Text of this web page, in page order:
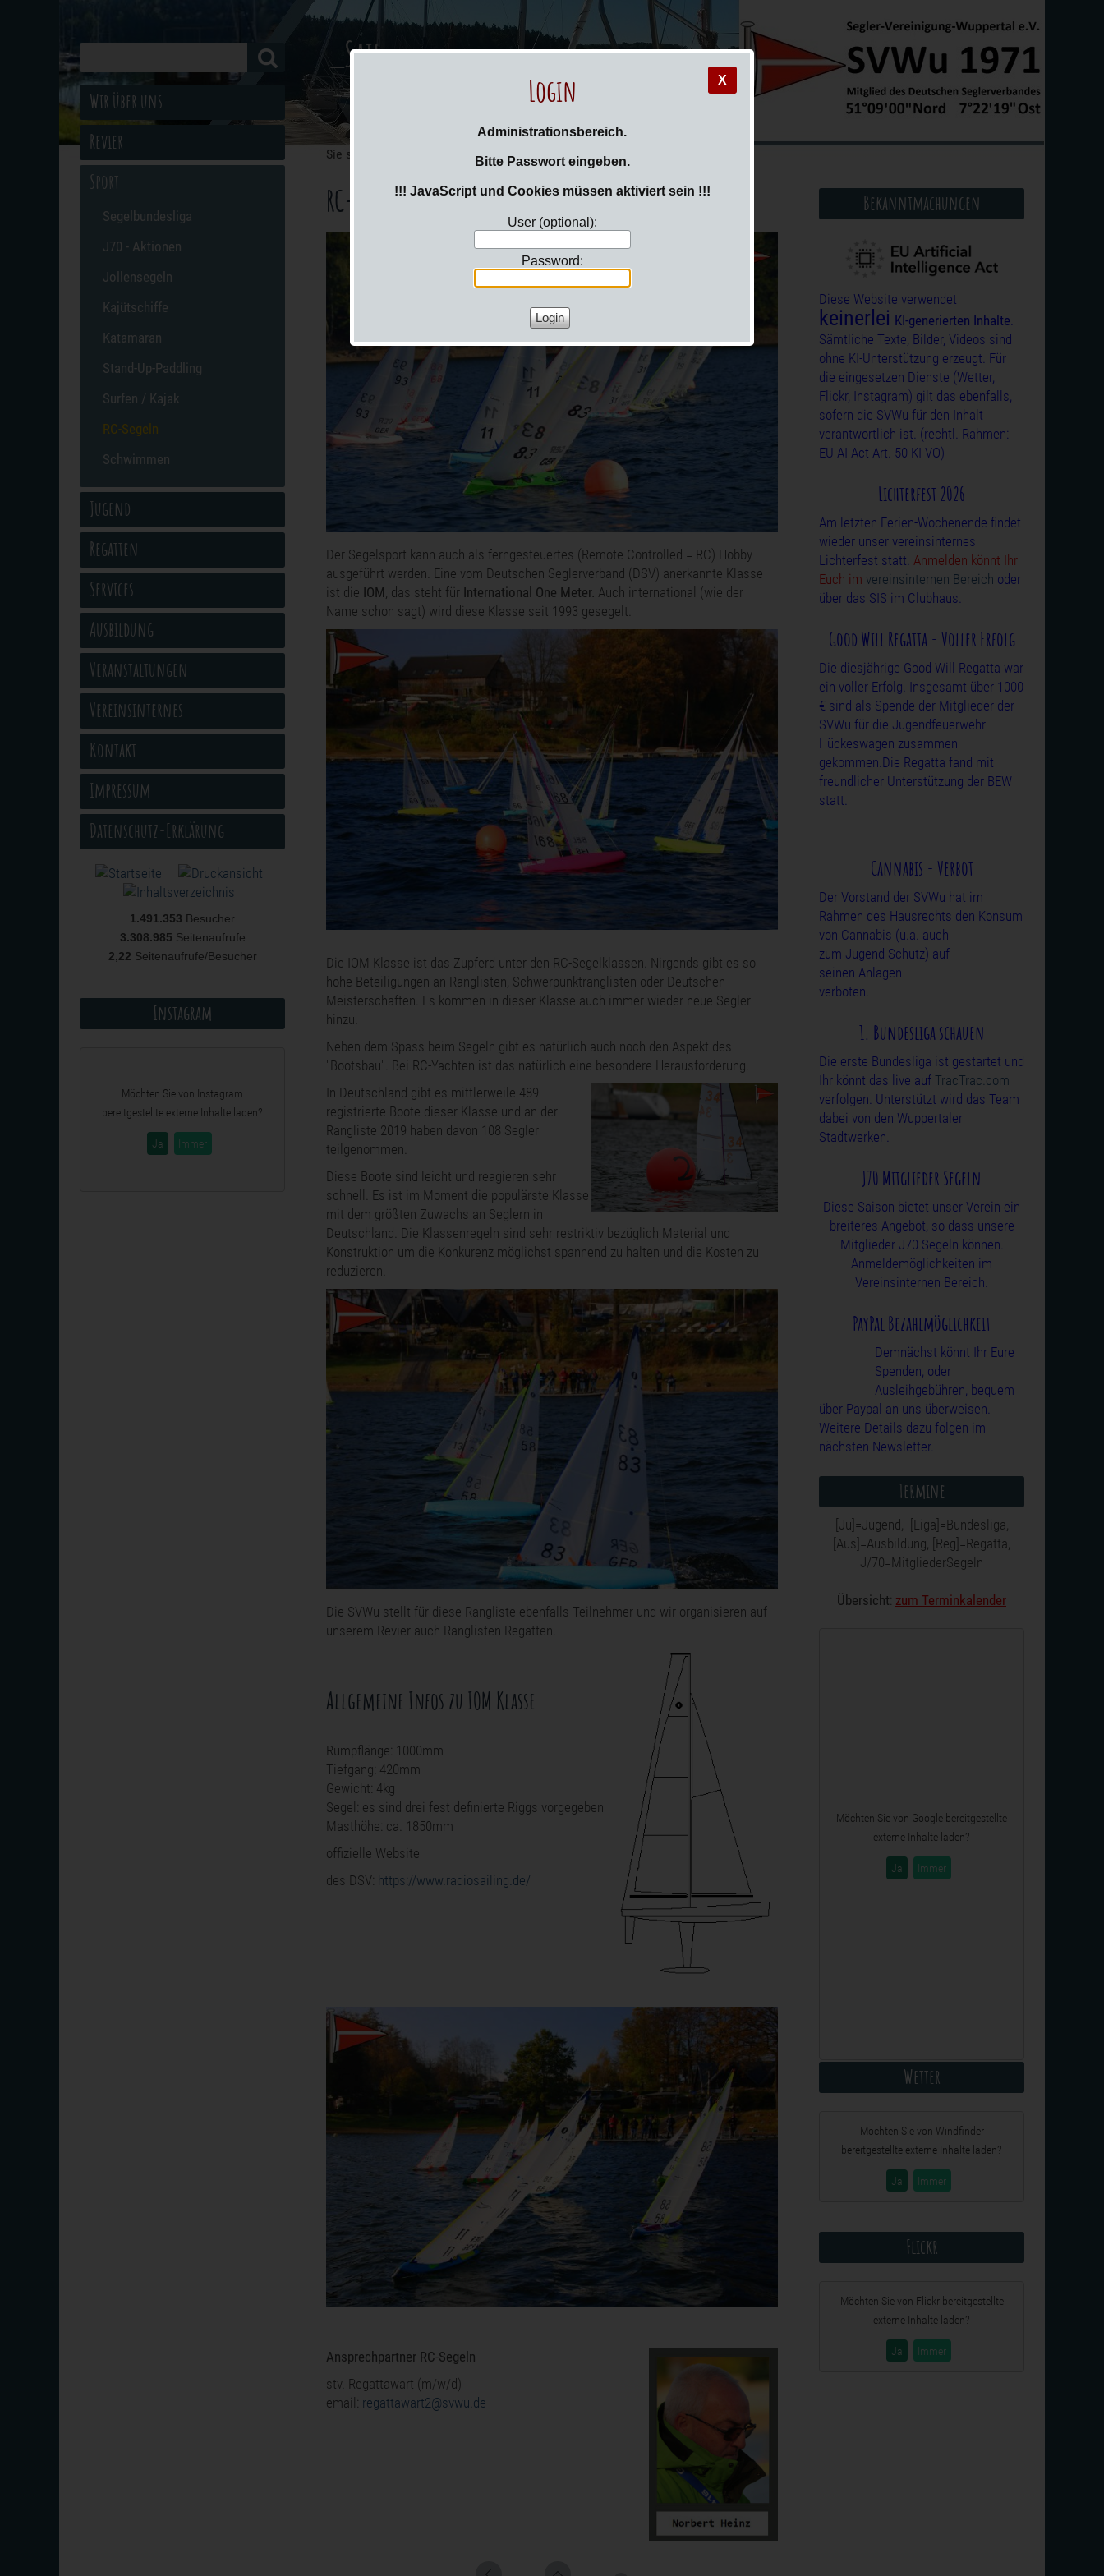
_Sail
Sie sind hier:
X
Login
Administrationsbereich.
Bitte Passwort eingeben.
!!! JavaScript und Cookies müssen aktiviert sein !!!
User (optional):
Password:
RC-Segeln
Der Segelsport kann auch als ferngesteuertes (Remote Controlled = RC) Hobby
ausgeführt werden. Eine vom Deutschen Seglerverband (DSV) anerkannte Klasse
ist die IOM, das steht für International One Meter. Auch international (wie der
Name schon sagt) wird diese Klasse seit 1993 gesegelt.
Die IOM Klasse ist das Zupferd unter den RC-Segelklassen. Nirgends gibt es so
hohe Beteiligungen an Ranglisten, Schwerpunktranglisten oder Deutschen
Meisterschaften. Es kommen in dieser Klasse auch immer wieder neue Segler
hinzu.
Neben dem Spass beim Segeln gibt es natürlich auch noch den Aspekt des
"Bootsbau". Bei RC-Yachten ist das natürlich eine besondere Herausforderung.
In Deutschland gibt es mittlerweile 489
registrierte Boote dieser Klasse und an der
Rangliste 2019 haben davon 108 Segler
teilgenommen.
Diese Boote sind leicht und reagieren sehr
schnell. Es ist im Moment die populärste Klasse
mit dem größten Zuwachs an Seglern in
Deutschland. Die Klassenregeln sind sehr restriktiv bezüglich Material und
Konstruktion um die Konkurenz möglichst spannend zu halten und die Kosten zu
reduzieren.
Die SVWu stellt für diese Rangliste ebenfalls Teilnehmer und wir organisieren auf
unserem Revier auch Ranglisten-Regatten.
Allgemeine Infos zu IOM Klasse
Rumpflänge: 1000mm
Tiefgang: 420mm
Gewicht: 4kg
Segel: es sind drei fest definierte Riggs vorgegeben
Masthöhe: ca. 1850mm
offizielle Website
des DSV: https://www.radiosailing.de/
Ansprechpartner RC-Segeln
stv. Regattawart (m/w/d)
email: regattawart2@svwu.de
Bekanntmachungen
Diese Website verwendet
keinerlei KI-generierten Inhalte.
Sämtliche Texte, Bilder, Videos sind
ohne KI-Unterstützung erzeugt. Für
die eingesetzen Dienste (Wetter,
Flickr, Instagram) gilt das ebenfalls,
sofern die SVWu für den Inhalt
verantwortlich ist. (rechtl. Rahmen:
EU AI-Act Art. 50 KI-VO)
Lichterfest 2026
Am letzten Ferien-Wochenende findet
wieder unser vereinsinternes
Lichterfest statt. Anmelden könnt Ihr
Euch im vereinsinternen Bereich oder
über das SIS im Clubhaus.
Good Will Regatta - Voller Erfolg
Die diesjährige Good Will Regatta war
ein voller Erfolg. Insgesamt über 1000
€ sind als Spende der Mitglieder der
SVWu für die Jugendfeuerwehr
Hückeswagen zusammen
gekommen.Die Regatta fand mit
freundlicher Unterstützung der BEW
statt.
Cannabis - Verbot
Der Vorstand der SVWu hat im
Rahmen des Hausrechts den Konsum
von Cannabis (u.a. auch
zum Jugend-Schutz) auf
seinen Anlagen
verboten.
1. Bundesliga schauen
Die erste Bundesliga ist gestartet und
Ihr könnt das live auf TracTrac.com
verfolgen. Unterstützt wird das Team
dabei von den Wuppertaler
Stadtwerken.
J70 Mitglieder Segeln
Diese Saison bietet unser Verein ein
breiteres Angebot, so dass unsere
Mitglieder J70 Segeln können.
Anmeldemöglichkeiten im
Vereinsinternen Bereich.
PayPal Bezahlmöglichkeit
Demnächst könnt Ihr Eure
Spenden, oder
Ausleihgebühren, bequem
über Paypal an uns überweisen.
Weitere Details dazu folgen im
nächsten Newsletter.
Termine
[Ju]=Jugend, [Liga]=Bundesliga,
[Aus]=Ausbildung, [Reg]=Regatta,
J/70=MitgliederSegeln
Übersicht: zum Terminkalender
Möchten Sie von Google bereitgestellte
externe Inhalte laden?
Ja Immer
Wetter
Möchten Sie von Windfinder
bereitgestellte externe Inhalte laden?
Ja Immer
Flickr
Möchten Sie von Flickrbereitgestellte
externe Inhalte laden?
Ja Immer
Wir über uns
Revier
Sport
Segelbundesliga
J70 - Aktionen
Jollensegeln
Kajütschiffe
Katamaran
Stand-Up-Paddling
Surfen / Kajak
RC-Segeln
Schwimmen
Jugend
Regatten
Services
Ausbildung
Veranstaltungen
Vereinsinternes
Kontakt
Impressum
Datenschutz-Erklärung
1.491.353 Besucher
3.308.985 Seitenaufrufe
2,22 Seitenaufrufe/Besucher
Instagram
Möchten Sie von Instagram
bereitgestellte externe Inhalte laden?
Ja Immer